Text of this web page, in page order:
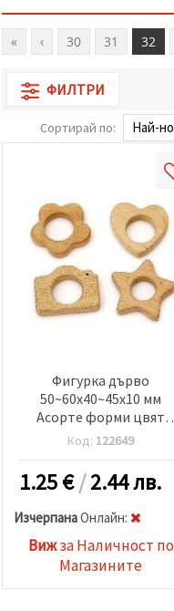
« ‹ 30 31 32
ФИЛТРИ
Сортирай по:
Фигурка дърво
50~60x40~45x10 мм
Асорте форми цвят
дърво -1 брой
Код: 122649
1.25€/2.44 лв.
ИзчерпанаOнлайн:
Вижза Наличност по
Магазините